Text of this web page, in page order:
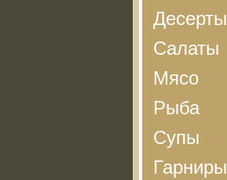
Десерты
Салаты
Мясо
Рыба
Супы
Гарниры